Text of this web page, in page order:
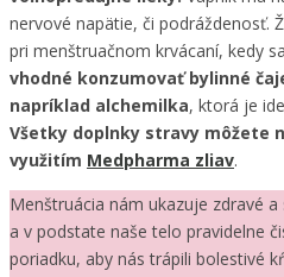
nervové napätie, či podráždenosť.
pri menštruačnom krvácaní, kedy
vhodné konzumovať bylinné
napríklad alchemilka, ktorá je
Všetky doplnky stravy môžete
využitím Medpharma zliav.
Menštruácia nám ukazuje zdravé
a v podstate naše telo pravidelne
poriadku, aby nás trápili bolestivé